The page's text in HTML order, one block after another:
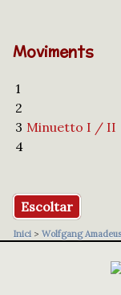
Moviments
1
2
3 Minuetto I / II
4
Escoltar
Inici > Wolfgang